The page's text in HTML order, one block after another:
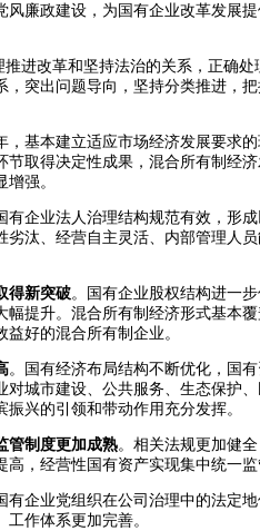
风廉政建设，为国有企业改革发展
推进改革和坚持法治的关系，正确
，突出问题导向，坚持分类推进，
，基本建立适应市场经济发展要求
节取得决定性成果，混合所有制经
强。
有企业法人治理结构规范有效，形
劣汰、经营自主灵活、内部管理人
得新突破。国有企业股权结构进一
幅提升。混合所有制经济形式基本
好的混合所有制企业。
。国有经济布局结构不断优化，国
对城市建设、公共服务、生态保护
兴的引领和带动作用充分发挥。
管制度更加成熟。相关法规更加健
高，经营性国有资产实现集中统一
有企业党组织在公司治理中的法定
作体系更加完善。